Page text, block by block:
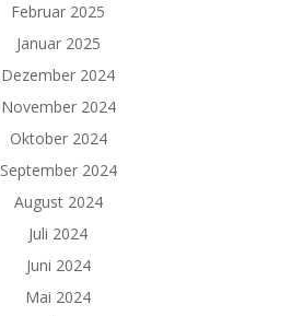
Februar 2025
Januar 2025
Dezember 2024
November 2024
Oktober 2024
September 2024
August 2024
Juli 2024
Juni 2024
Mai 2024